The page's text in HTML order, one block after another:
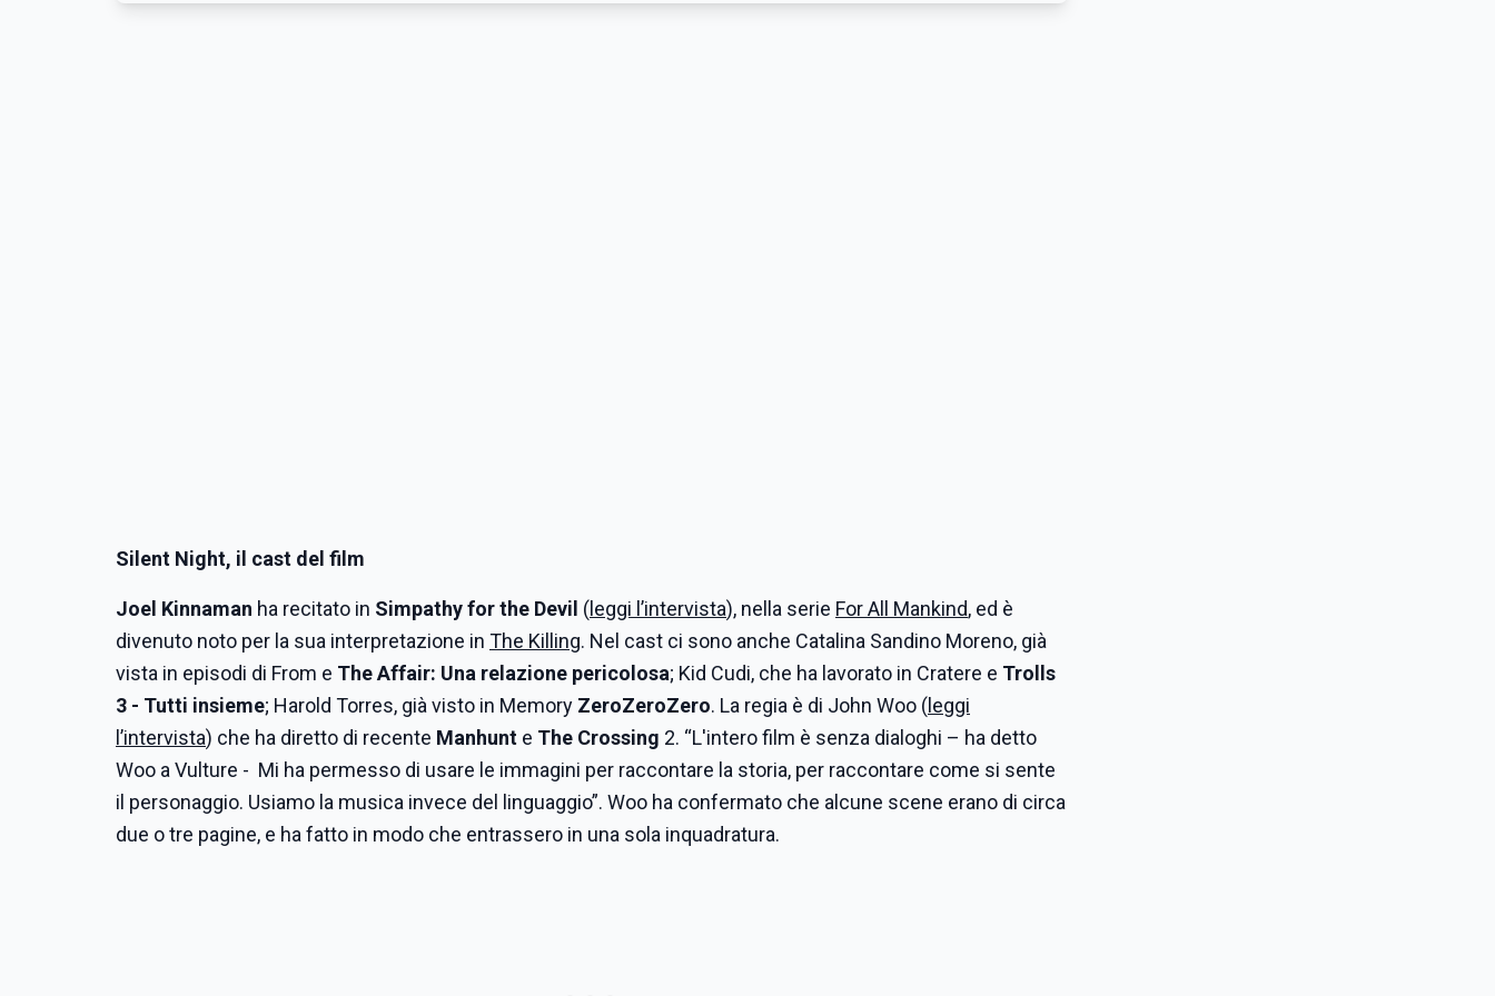
Silent Night, il cast del film
Joel Kinnaman ha recitato in Simpathy for the Devil ( leggi l’intervista), nella serie For All Mankind, ed è
divenuto noto per la sua interpretazione in The Killing. Nel cast ci sono anche Catalina Sandino Moreno, già
vista in episodi di From e The Affair: Una relazione pericolosa; Kid Cudi, che ha lavorato in Cratere e Trolls
3 - Tutti insieme; Harold Torres, già visto in Memory ZeroZeroZero. La regia è di John Woo ( leggi
l’intervista) che ha diretto di recente Manhunt e The Crossing 2. “L'intero film è senza dialoghi – ha detto
Woo a Vulture - Mi ha permesso di usare le immagini per raccontare la storia, per raccontare come si sente
il personaggio. Usiamo la musica invece del linguaggio”. Woo ha confermato che alcune scene erano di circa
due o tre pagine, e ha fatto in modo che entrassero in una sola inquadratura.